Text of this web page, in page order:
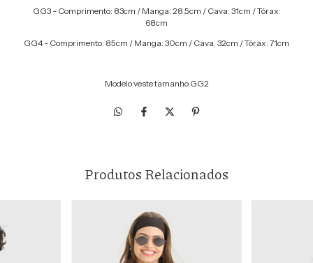
GG3 - Comprimento: 83cm / Manga: 28,5cm / Cava: 31cm / Tórax:
68cm
GG4 - Comprimento: 85cm / Manga: 30cm / Cava: 32cm / Tórax: 71cm
Modelo veste tamanho GG2
Produtos Relacionados